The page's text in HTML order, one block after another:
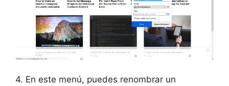
4. En este menú, puedes renombrar un